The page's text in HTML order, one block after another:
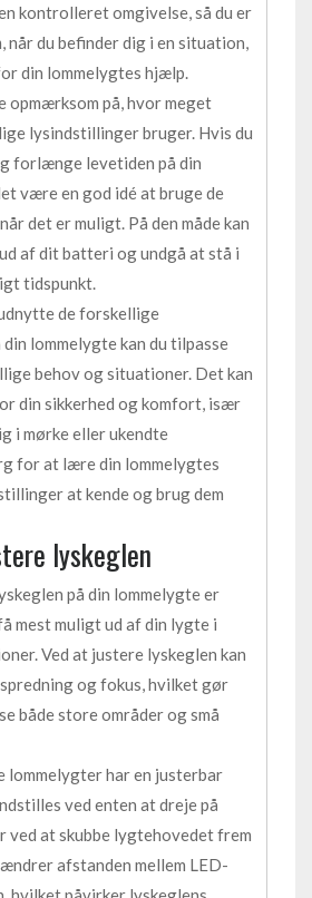
kontrolleret omgivelse, så du er
når du befinder dig i en situation,
din lommelygtes hjælp.
opmærksom på, hvor meget
lysindstillinger bruger. Hvis du
forlænge levetiden på din
være en god idé at bruge de
det er muligt. På den måde kan
af dit batteri og undgå at stå i
tidspunkt.
de forskellige
lommelygte kan du tilpasse
behov og situationer. Det kan
din sikkerhed og komfort, især
i mørke eller ukendte
for at lære din lommelygtes
at kende og brug dem
lyskeglen
på din lommelygte er
mest muligt ud af din lygte i
Ved at justere lyskeglen kan
og fokus, hvilket gør
både store områder og små
lommelygter har en justerbar
ved enten at dreje på
ved at skubbe lygtehovedet frem
afstanden mellem LED-